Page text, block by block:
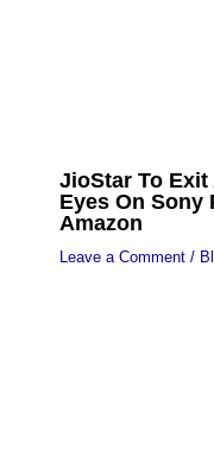
JioStar To Exit
Eyes On Sony
Amazon
Leave a Comment /